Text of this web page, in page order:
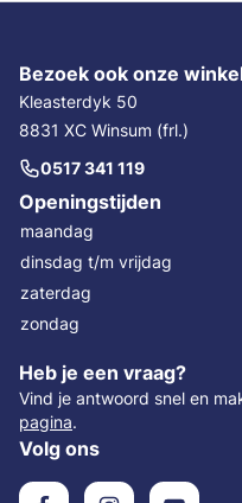
Bezoek ook onze
Kleasterdyk 50
8831 XC Winsum (frl.)
0517 341 119
Openingstijden
maandag
dinsdag t/m vrijdag
zaterdag
zondag
Heb je een vraag?
Vind je antwoord snel en
pagina.
Volg ons